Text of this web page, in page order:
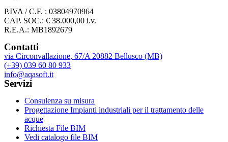
P.IVA / C.F. : 03804970964
CAP. SOC.: € 38.000,00 i.v.
R.E.A.: MB1892679
Contatti
via Circonvallazione, 67/A 20882 Bellusco (MB)
(+39) 039 60 80 933
info@aqasoft.it
Servizi
Consulenza su misura
Progettazione Impianti industriali per il trattamento delle
acque
Richiesta File BIM
Vedi catalogo file BIM